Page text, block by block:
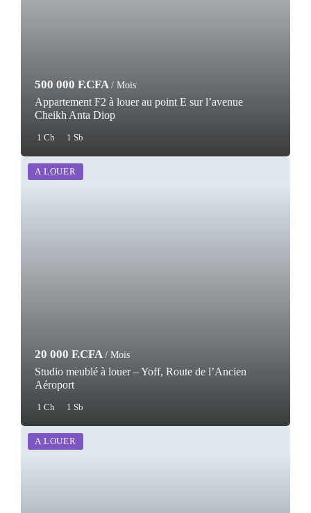
500 000 F.CFA / Mois
Appartement F2 à louer au point E sur l’avenue
Cheikh Anta Diop
1 Ch 1 Sb
A LOUER
20 000 F.CFA / Mois
Studio meublé à louer – Yoff, Route de l’Ancien
Aéroport
1 Ch 1 Sb
A LOUER